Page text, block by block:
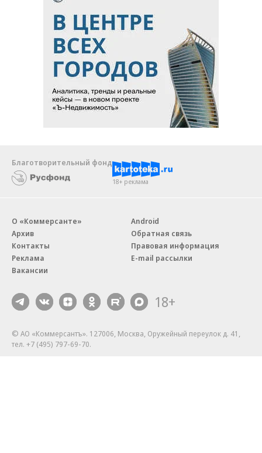
Благотворительный фонд
18+ реклама
О «Коммерсанте»
Архив
Контакты
Реклама
Вакансии
Android
Обратная связь
Правовая информация
E-mail рассылки
18+
© АО «Коммерсантъ». 127006, Москва, Оружейный переулок д. 41,
тел. +7 (495) 797-69-70.